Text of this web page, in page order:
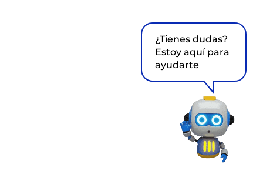
¿Tienes dudas?
Estoy aquí para
ayudarte